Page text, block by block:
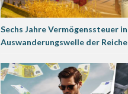
Sechs Jahre Vermögenssteuer
Auswanderungswelle der